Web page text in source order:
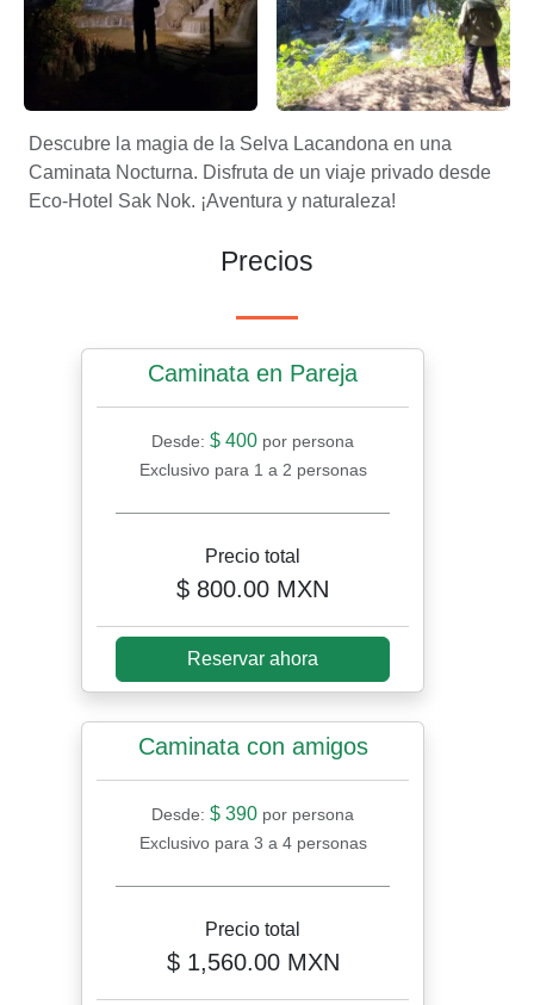
Descubre la magia de la Selva Lacandona en una
Caminata Nocturna. Disfruta de un viaje privado desde
Eco-Hotel Sak Nok. ¡Aventura y naturaleza!
Precios
Caminata en Pareja
Desde: $ 400 por persona
Exclusivo para 1 a 2 personas
Precio total
$ 800.00 MXN
Reservar ahora
Caminata con amigos
Desde: $ 390 por persona
Exclusivo para 3 a 4 personas
Precio total
$ 1,560.00 MXN